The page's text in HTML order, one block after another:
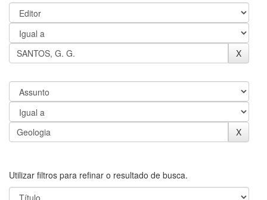
Utilizar filtros para refinar o resultado de busca.